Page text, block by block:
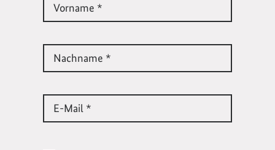
Vorname *
Nachname *
E-Mail *